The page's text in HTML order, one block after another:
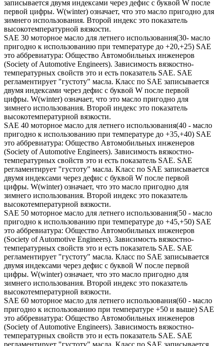
записывается двумя индексами через дефис с буквой W после
первой цифры. W(winter) означает, что это масло пригодно для
зимнего использования. Второй индекс это показатель
высокотемпературной вязкости.
SAE 30 моторное масло для летнего использования(30- масло
пригодно к использованию при температуре до +20,+25) SAE
это аббревиатура: Общество Автомобильных инженеров
(Society of Automotive Engineers). Зависимость вязкостно-
температурных свойств это и есть показатель SAE. SAE
регламентирует "густоту" масла. Класс по SAE записывается
двумя индексами через дефис с буквой W после первой
цифры. W(winter) означает, что это масло пригодно для
зимнего использования. Второй индекс это показатель
высокотемпературной вязкости.
SAE 40 моторное масло для летнего использования(40 - масло
пригодно к использованию при температуре до +35,+40) SAE
это аббревиатура: Общество Автомобильных инженеров
(Society of Automotive Engineers). Зависимость вязкостно-
температурных свойств это и есть показатель SAE. SAE
регламентирует "густоту" масла. Класс по SAE записывается
двумя индексами через дефис с буквой W после первой
цифры. W(winter) означает, что это масло пригодно для
зимнего использования. Второй индекс это показатель
высокотемпературной вязкости.
SAE 50 моторное масло для летнего использования(50 - масло
пригодно к использованию при температуре до +45,+50) SAE
это аббревиатура: Общество Автомобильных инженеров
(Society of Automotive Engineers). Зависимость вязкостно-
температурных свойств это и есть показатель SAE. SAE
регламентирует "густоту" масла. Класс по SAE записывается
двумя индексами через дефис с буквой W после первой
цифры. W(winter) означает, что это масло пригодно для
зимнего использования. Второй индекс это показатель
высокотемпературной вязкости.
SAE 60 моторное масло для летнего использования(60 - масло
пригодно к использованию при температуре +50 и выше) SAE
это аббревиатура: Общество Автомобильных инженеров
(Society of Automotive Engineers). Зависимость вязкостно-
температурных свойств это и есть показатель SAE. SAE